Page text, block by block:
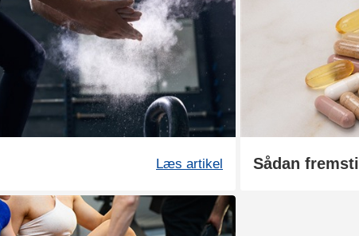
Læs artikel